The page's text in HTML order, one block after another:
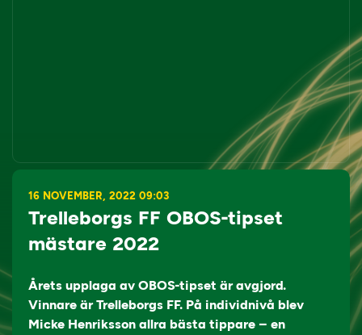
16 NOVEMBER, 2022 09:03
Trelleborgs FF OBOS-tipset
mästare 2022
Årets upplaga av OBOS-tipset är avgjord.
Vinnare är Trelleborgs FF. På individnivå blev
Micke Henriksson allra bästa tippare – en